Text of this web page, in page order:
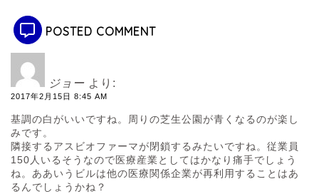
POSTED COMMENT
ジョー より:
2017年2月15日 8:45 AM
基調の白がいいですね。周りの芝生公園が青くなるのが楽し
みです。
隣接するアスビオファーマが閉鎖するみたいですね。従業員
150人いるそうなので医療産業としてはかなり痛手でしょう
ね。ああいうビルは他の医療関係企業が再利用することはあ
るんでしょうかね？